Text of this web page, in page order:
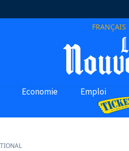
FRANÇAIS
Economie Emploi